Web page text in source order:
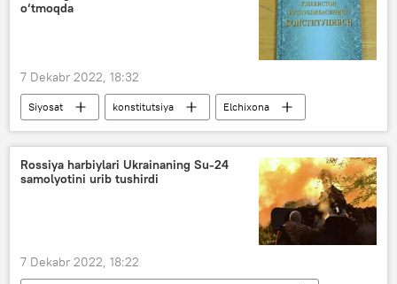
o‘tmoqda
7 Dekabr 2022, 18:32
Siyosat konstitutsiya Elchixona
Rossiya harbiylari Ukrainaning Su-24
samolyotini urib tushirdi
7 Dekabr 2022, 18:22